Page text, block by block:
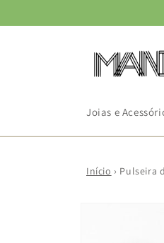
conteúdo
Joias e
Início › Pulseira